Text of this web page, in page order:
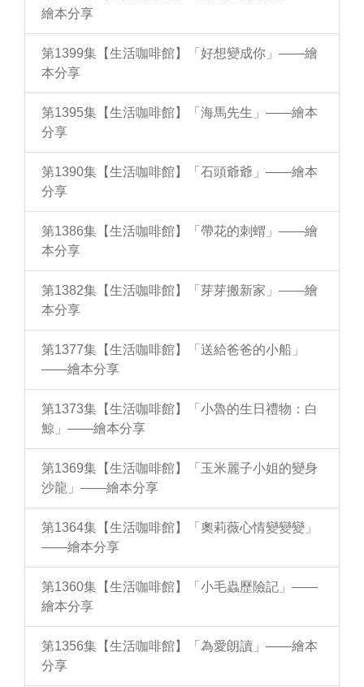
繪本分享
第1399集【生活咖啡館】「好想變成你」——繪
本分享
第1395集【生活咖啡館】「海馬先生」——繪本
分享
第1390集【生活咖啡館】「石頭爺爺」——繪本
分享
第1386集【生活咖啡館】「帶花的刺蝟」——繪
本分享
第1382集【生活咖啡館】「芽芽搬新家」——繪
本分享
第1377集【生活咖啡館】「送給爸爸的小船」
——繪本分享
第1373集【生活咖啡館】「小魯的生日禮物：白
鯨」——繪本分享
第1369集【生活咖啡館】「玉米麗子小姐的變身
沙龍」——繪本分享
第1364集【生活咖啡館】「奧莉薇心情變變變」
——繪本分享
第1360集【生活咖啡館】「小毛蟲歷險記」——
繪本分享
第1356集【生活咖啡館】「為愛朗讀」——繪本
分享